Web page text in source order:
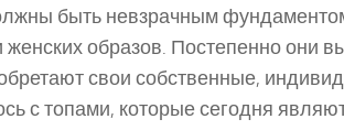
быть невзрачным
образов. Постепенно они
свои собственные,
с топами, которые сегодня